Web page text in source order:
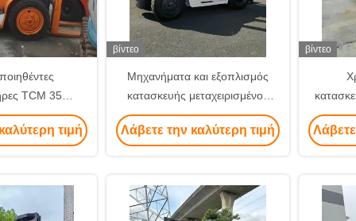
TCM 35
κατασκευαστικό
μηχανήματα
τιμή
βίντεο
Μηχανήματα και εξοπλισμός
κατασκευής μεταχειρισμένου
τύπου που χρησιμοποιούνται σε
ανελκυστήρες
Λάβετε την καλύτερη τιμή
βίντεο